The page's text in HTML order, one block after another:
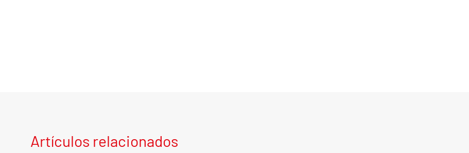
Artículos relacionados